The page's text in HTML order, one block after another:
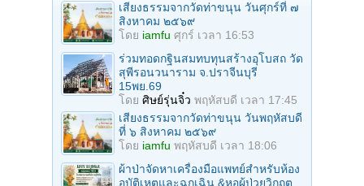
เสียงธรรมจากวัดท่าขนุน วันศุกร์ที่ ๗
สิงหาคม ๒๕๖๙
โดย iamfu ศุกร์ เวลา 16:53
ร่วมทอดกฐินสมทบทุนสร้างอุโบสถ วัด
สุพีรอนวนาราม จ.ปราจีนบุรี
15พย.69
โดย ศิษย์รุ่นจิ๋ว พฤหัสบดี เวลา 17:45
เสียงธรรมจากวัดท่าขนุน วันพฤหัสบดี
ที่ ๖ สิงหาคม ๒๕๖๙
โดย iamfu พฤหัสบดี เวลา 18:06
ผ้าป่าจัดหาเครื่องมือแพทย์สำหรับห้อง
อุบัติเหตุและฉุกเฉิน &หอผู้ป่วยวิกฤต...